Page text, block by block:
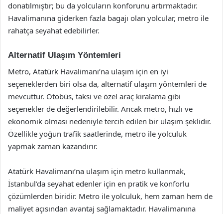
donatılmıştır; bu da yolcuların konforunu artırmaktadır.
Havalimanına giderken fazla bagajı olan yolcular, metro ile
rahatça seyahat edebilirler.
Alternatif Ulaşım Yöntemleri
Metro, Atatürk Havalimanı’na ulaşım için en iyi
seçeneklerden biri olsa da, alternatif ulaşım yöntemleri de
mevcuttur. Otobüs, taksi ve özel araç kiralama gibi
seçenekler de değerlendirilebilir. Ancak metro, hızlı ve
ekonomik olması nedeniyle tercih edilen bir ulaşım şeklidir.
Özellikle yoğun trafik saatlerinde, metro ile yolculuk
yapmak zaman kazandırır.
Atatürk Havalimanı’na ulaşım için metro kullanmak,
İstanbul’da seyahat edenler için en pratik ve konforlu
çözümlerden biridir. Metro ile yolculuk, hem zaman hem de
maliyet açısından avantaj sağlamaktadır. Havalimanına